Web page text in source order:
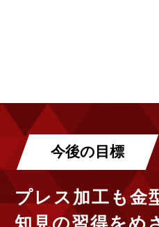
今後の目標
プレス加工も金